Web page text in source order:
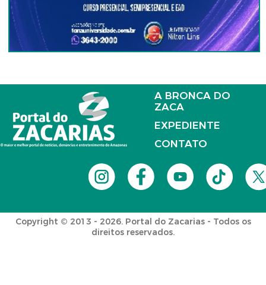
A BRONCA DO
ZACA
EXPEDIENTE
CONTATO
Copyright © 2013 - 2026. Portal do Zacarias - Todos os
direitos reservados.